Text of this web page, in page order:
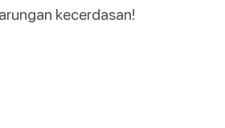
kecerdasan!